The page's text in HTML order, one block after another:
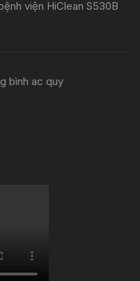
viện HiClean S530B
bình ac quy